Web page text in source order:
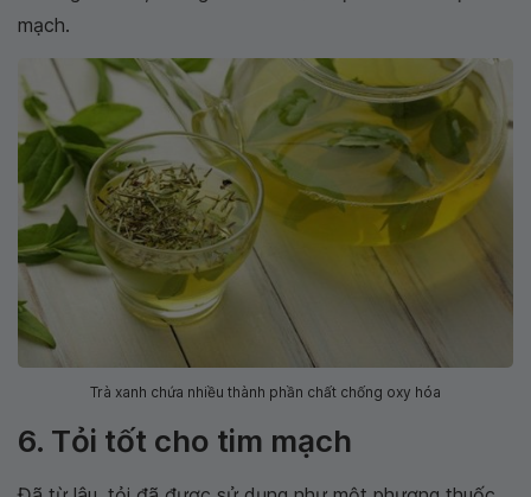
mạch.
Trà xanh chứa nhiều thành phần chất chống oxy hóa
6. Tỏi tốt cho tim mạch